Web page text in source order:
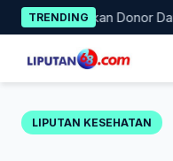
Skip
to
content
TRENDING
Gerakan Donor Darah
LIPUTAN KESEHATAN